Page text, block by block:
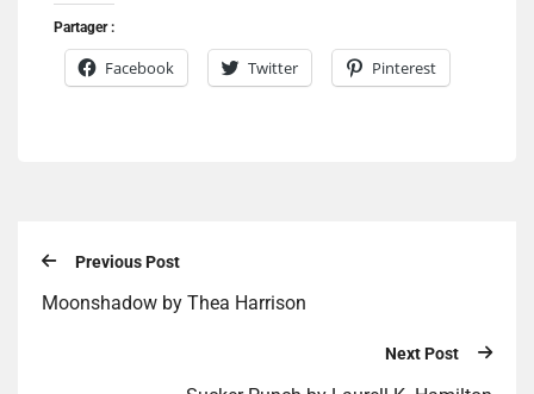
Partager :
Facebook Twitter Pinterest
Previous Post
Moonshadow by Thea Harrison
Next Post